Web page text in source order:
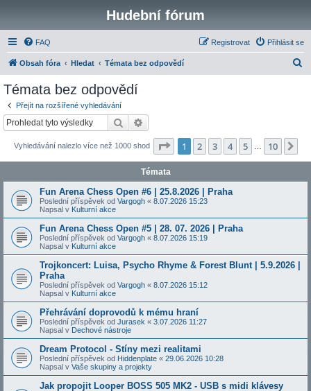
Hudební fórum
FAQ Přihlásit se
Registrovat
Obsah fóra Hledat Témata bez odpovědí
Témata bez odpovědí
Přejít na rozšířené vyhledávání
Hledat
Vyhledávání nalezlo více než 1000 shod Stránka z 10
1 2 3 4 5 10
Témata
Fun Arena Chess Open #6 | 25.8.2026 | Praha
Poslední příspěvek od Vargogh « 8.07.2026 15:23
Napsal v Kulturní akce
Fun Arena Chess Open #5 | 28. 07. 2026 | Praha
Poslední příspěvek od Vargogh « 8.07.2026 15:19
Napsal v Kulturní akce
Trojkoncert: Luisa, Psycho Rhyme & Forest Blunt | 5.9.2026 |
Praha
Poslední příspěvek od Vargogh « 8.07.2026 15:12
Napsal v Kulturní akce
Přehrávání doprovodů k mému hraní
Poslední příspěvek od Jurasek « 3.07.2026 11:27
Napsal v Dechové nástroje
Dream Protocol - Stíny mezi realitami
Poslední příspěvek od Hiddenplate « 29.06.2026 10:28
Napsal v Vaše skupiny a projekty
Jak propojit Looper BOSS 505 MK2 - USB s midi klávesy